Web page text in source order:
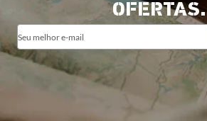
OFERTAS.